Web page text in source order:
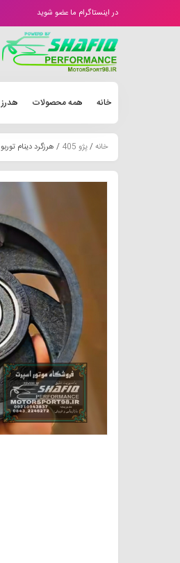
در اینستاگرام ما عضو شوید
خانه همه محصولات هدرز
خانه/پژو 405 / هرزگرد دینام توربو XU7